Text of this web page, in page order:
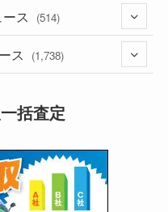
(249)
(16)
(23)
ス (514)
(118)
(27)
ス (1,738)
括査定